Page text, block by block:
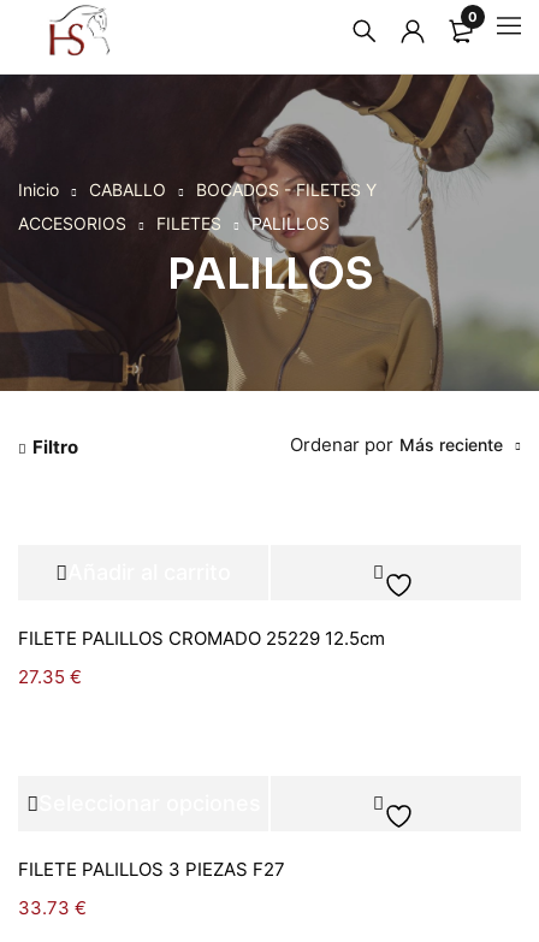
0
PALILLOS
Inicio CABALLO
BOCADOS - FILETES Y
ACCESORIOS
FILETES PALILLOS
Filtro Ordenar por Más reciente
FILETE PALILLOS CROMADO 25229 12.5cm
27.35 €
FILETE PALILLOS 3 PIEZAS F27
33.73 €